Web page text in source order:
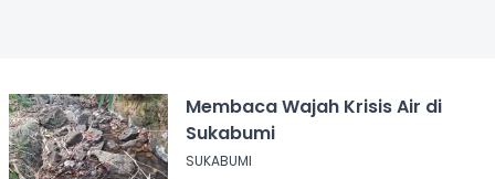
Membaca Wajah Krisis Air di
Sukabumi
SUKABUMI